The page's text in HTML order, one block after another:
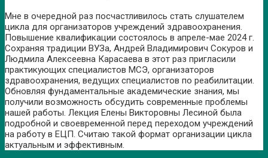
Мне в очередной раз посчастливилось стать слушателем
цикла для организаторов учреждений здравоохранения.
Повышение квалификации состоялось в апреле-мае 2024 г.
Сохраняя традиции ВУЗа, Андрей Владимирович Сокуров и
Людмила Алексеевна Карасаева в этот раз пригласили
практикующих специалистов МСЭ, организаторов
здравоохранения, ведущих специалистов по реабилитации.
Обновляя фундаментальные академические знания, мы
получили возможность обсудить современные проблемы
нашей работы. Лекция Елены Викторовны Лесиной была
подробной и своевременной перед переходом учреждений
на работу в ЕЦП. Считаю такой формат организации цикла
актуальным и эффективным.